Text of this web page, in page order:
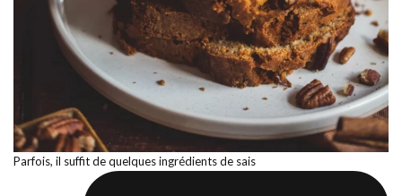
Parfois, il suffit de quelques ingrédients de sais